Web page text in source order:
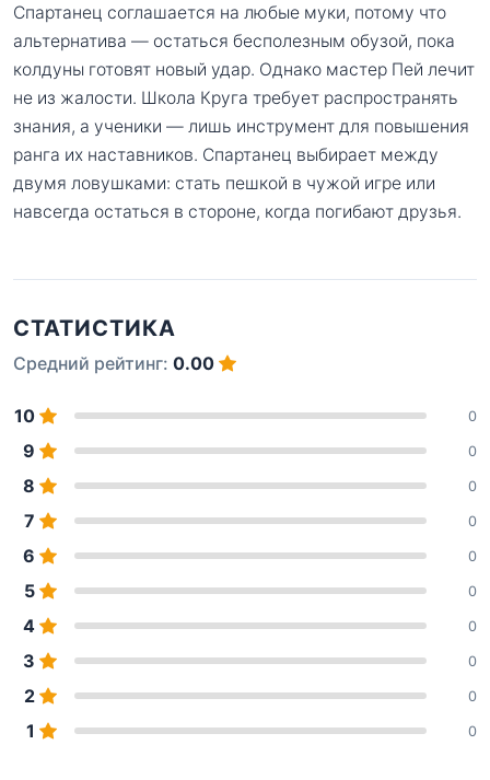
Спартанец соглашается на любые муки, потому что
альтернатива — остаться бесполезным обузой, пока
колдуны готовят новый удар. Однако мастер Пей лечит
не из жалости. Школа Круга требует распространять
знания, а ученики — лишь инструмент для повышения
ранга их наставников. Спартанец выбирает между
двумя ловушками: стать пешкой в чужой игре или
навсегда остаться в стороне, когда погибают друзья.
СТАТИСТИКА
Средний рейтинг: 0.00
10 0
9 0
8 0
7 0
6 0
5 0
4 0
3 0
2 0
1 0